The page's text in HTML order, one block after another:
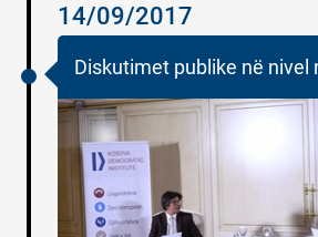
14/09/2017
Diskutimet publike në nivel